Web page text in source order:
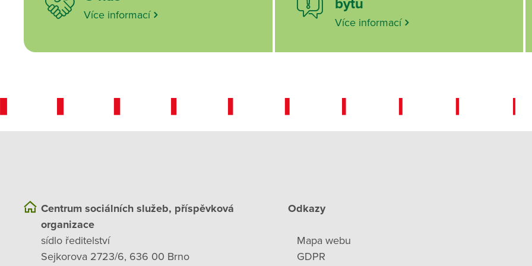
Více informací
bytu
Více informací
Centrum sociálních služeb, příspěvková
organizace
sídlo ředitelství
Sejkorova 2723/6, 636 00 Brno
Odkazy
Mapa webu
GDPR